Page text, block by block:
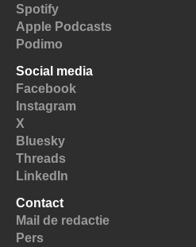
Spotify
Apple Podcasts
Podimo
Social media
Facebook
Instagram
X
Bluesky
Threads
LinkedIn
Contact
Mail de redactie
Pers